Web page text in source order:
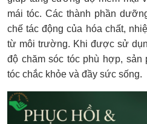
mái tóc. Các thành phần
chế tác động của hóa chất,
từ môi trường. Khi được sử
độ chăm sóc tóc phù hợp, sản
tóc chắc khỏe và đầy sức sống.